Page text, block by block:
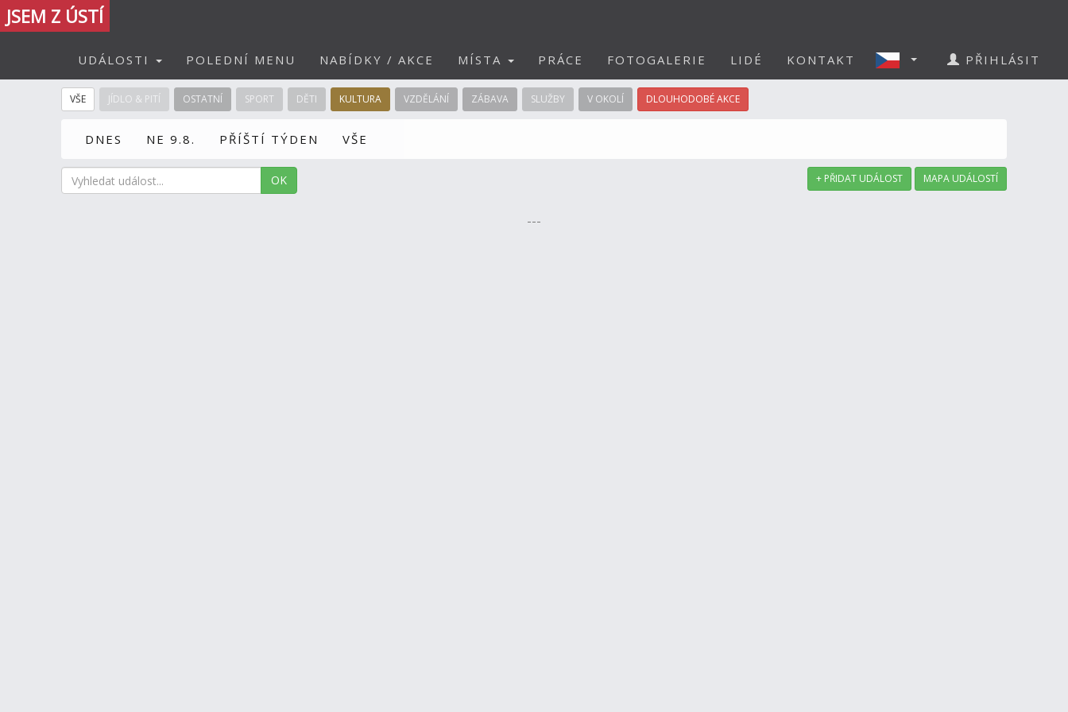
JSEM Z ÚSTÍ
UDÁLOSTI POLEDNÍ MENU NABÍDKY / AKCE MÍSTA PRÁCE FOTOGALERIE LIDÉ KONTAKT PŘIHLÁSIT
VŠE JÍDLO & PITÍ OSTATNÍ SPORT DĚTI KULTURA VZDĚLÁNÍ ZÁBAVA SLUŽBY V OKOLÍ DLOUHODOBÉ AKCE
DNES NE 9.8. PŘÍŠTÍ TÝDEN VŠE
OK + PŘIDAT UDÁLOST MAPA UDÁLOSTÍ
---